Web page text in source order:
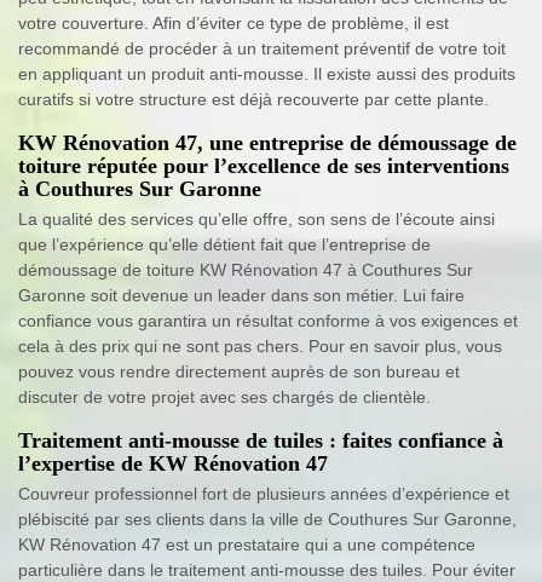
votre couverture. Afin d’éviter ce type de problème, il est
recommandé de procéder à un traitement préventif de votre toit
en appliquant un produit anti-mousse. Il existe aussi des produits
curatifs si votre structure est déjà recouverte par cette plante.
KW Rénovation 47, une entreprise de démoussage de
toiture réputée pour l’excellence de ses interventions
à Couthures Sur Garonne
La qualité des services qu’elle offre, son sens de l’écoute ainsi
que l’expérience qu’elle détient fait que l’entreprise de
démoussage de toiture KW Rénovation 47 à Couthures Sur
Garonne soit devenue un leader dans son métier. Lui faire
confiance vous garantira un résultat conforme à vos exigences et
cela à des prix qui ne sont pas chers. Pour en savoir plus, vous
pouvez vous rendre directement auprès de son bureau et
discuter de votre projet avec ses chargés de clientèle.
Traitement anti-mousse de tuiles : faites confiance à
l’expertise de KW Rénovation 47
Couvreur professionnel fort de plusieurs années d’expérience et
plébiscité par ses clients dans la ville de Couthures Sur Garonne,
KW Rénovation 47 est un prestataire qui a une compétence
particulière dans le traitement anti-mousse des tuiles. Pour éviter